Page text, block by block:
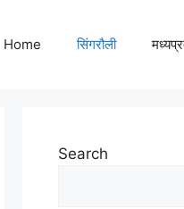
Home सिंगरौली
Search